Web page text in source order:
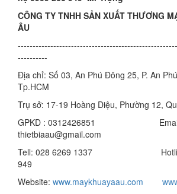
CÔNG TY TNHH SẢN XUẤT THƯƠNG
ÂU
----------
Địa chỉ: Số 03, An Phú Đông 25, P. An
Tp.HCM
Trụ sở: 17-19 Hoàng Diệu, Phường 12,
GPKD : 0312426851
thietbiaau@gmail.com
Tell: 028 6269 1337 Hotline:
949
Website: www.maykhuayaau.com